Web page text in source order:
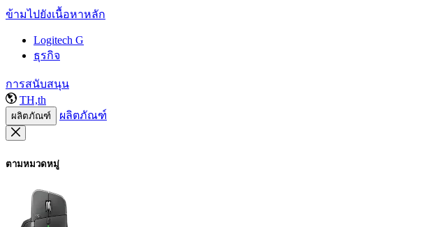
ข้ามไปยังเนื้อหาหลัก
Logitech G
ธุรกิจ
การสนับสนุน
TH,th
ผลิตภัณฑ์ ผลิตภัณฑ์
ตามหมวดหมู่